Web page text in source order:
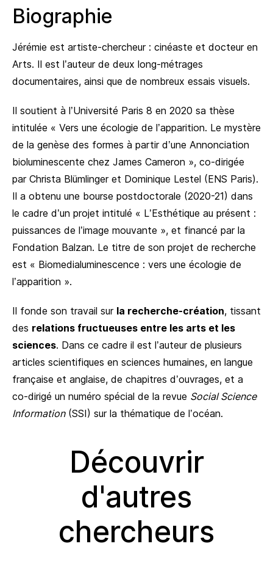
Biographie
Jérémie est artiste-chercheur : cinéaste et docteur en
Arts. Il est l’auteur de deux long-métrages
documentaires, ainsi que de nombreux essais visuels.
Il soutient à l’Université Paris 8 en 2020 sa thèse
intitulée « Vers une écologie de l’apparition. Le mystère
de la genèse des formes à partir d’une Annonciation
bioluminescente chez James Cameron », co-dirigée
par Christa Blümlinger et Dominique Lestel (ENS Paris).
Il a obtenu une bourse postdoctorale (2020-21) dans
le cadre d’un projet intitulé « L’Esthétique au présent :
puissances de l’image mouvante », et financé par la
Fondation Balzan. Le titre de son projet de recherche
est « Biomedialuminescence : vers une écologie de
l’apparition ».
Il fonde son travail sur la recherche-création, tissant
des relations fructueuses entre les arts et les
sciences. Dans ce cadre il est l’auteur de plusieurs
articles scientifiques en sciences humaines, en langue
française et anglaise, de chapitres d’ouvrages, et a
co-dirigé un numéro spécial de la revue Social Science
Information(SSI) sur la thématique de l’océan.
Découvrir
d'autres
chercheurs